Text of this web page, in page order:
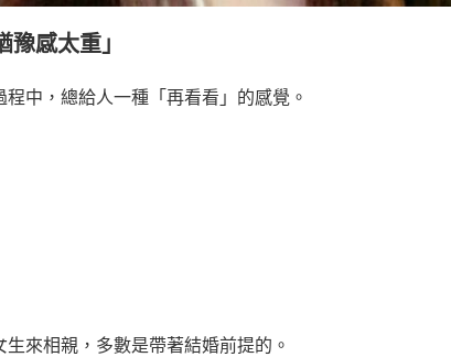
感太重」
中，總給人一種「再看看」的感覺。
來相親，多數是帶著結婚前提的。